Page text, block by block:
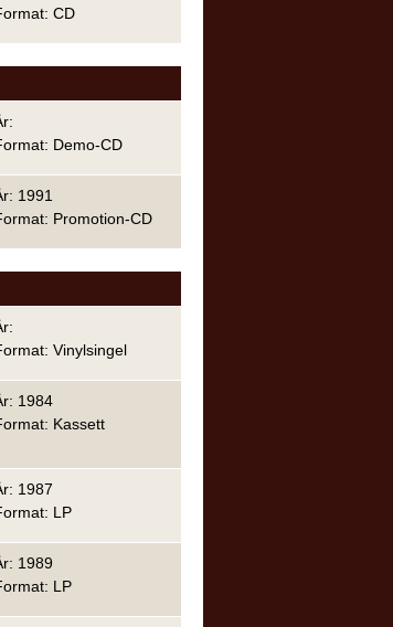
CD
Demo-CD
1991
Promotion-CD
Vinylsingel
1984
Kassett
1987
LP
1989
LP